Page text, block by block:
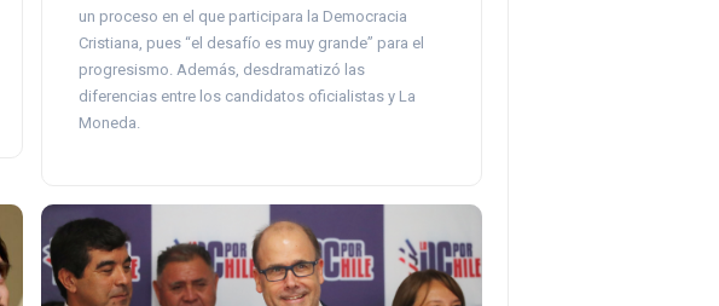
un proceso en el que participara la Democracia
Cristiana, pues “el desafío es muy grande” para el
progresismo. Además, desdramatizó las
diferencias entre los candidatos oficialistas y La
Moneda.